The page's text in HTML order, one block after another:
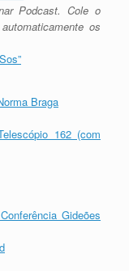
Podcast. Cole o
os
Braga
162 (com
Gideões